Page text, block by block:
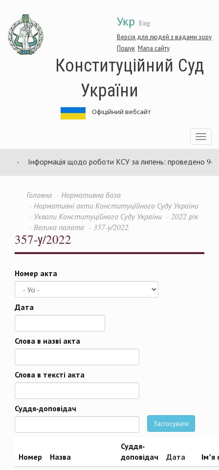
основного
матеріалу
Укр Eng
Версія для людей з вадами зору
Пошук Мапа сайту
Конституційний Суд
України
Офіційний вебсайт
Toggle
Інформація щодо роботи КСУ за липень: проведено 94
Головна
Нормативна база
Нормативні акти Конституційного Суду України
Ухвали Конституційного Суду України
2022 рік
Велика палата
357-у/2022
357-у/2022
Номер акта
Дата
Дата
Слова в назві акта
Слова в тексті акта
Суддя-доповідач
Застосувати
Номер Назва
Суддя-
доповідач
Дата